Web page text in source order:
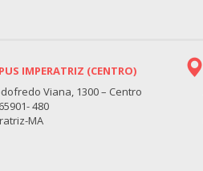
IMPERATRIZ (CENTRO)
Viana, 1300 – Centro
480
MA